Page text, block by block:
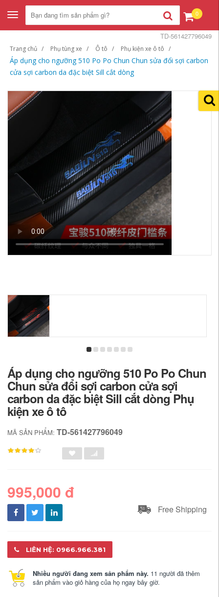
Toggle
navigation
0
Trang chủ Phụ tùng xe Ô tô Phụ kiện xe ô tô
Áp dụng cho ngưỡng 510 Po Po Chun Chun sửa đổi sợi carbon
cửa sợi carbon da đặc biệt Sill cắt dòng
TD-561427796049
Áp dụng cho ngưỡng 510 Po Po Chun
Chun sửa đổi sợi carbon cửa sợi
carbon da đặc biệt Sill cắt dòng Phụ
kiện xe ô tô
MÃ SẢN PHẨM: TD-561427796049
995,000 đ
Free Shipping
LIÊN HỆ: 0966.966.381
Nhiều người đang xem sản phẩm này. 11 người đã thêm
sản phẩm vào giỏ hàng của họ ngay bây giờ.